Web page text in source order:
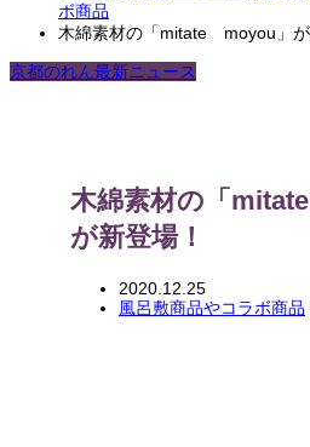
ボ商品
木綿素材の「mitate moyou」が
京都のれん最新ニュース
木綿素材の「
が新登場！
2020.12.25
風呂敷商品やコラボ商品